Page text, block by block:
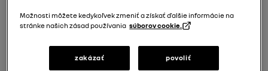
• Portugalsko
• Taliansko
• Španielsko
Možnosti môžete kedykoľvek zmeniť a získať ďalšie informácie na
stránke našich zásad používania súborov cookie.
zakázať povoliť